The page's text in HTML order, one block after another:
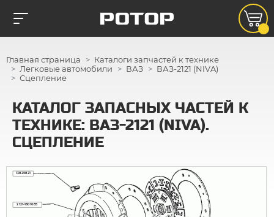
Главная страница
Каталоги запчастей к технике
Легковые автомобили
ВАЗ
ВАЗ-2121 (NIVA)
Сцепление
КАТАЛОГ ЗАПАСНЫХ ЧАСТЕЙ К
ТЕХНИКЕ: ВАЗ-2121 (NIVA).
СЦЕПЛЕНИЕ
13825821
2121-1601085